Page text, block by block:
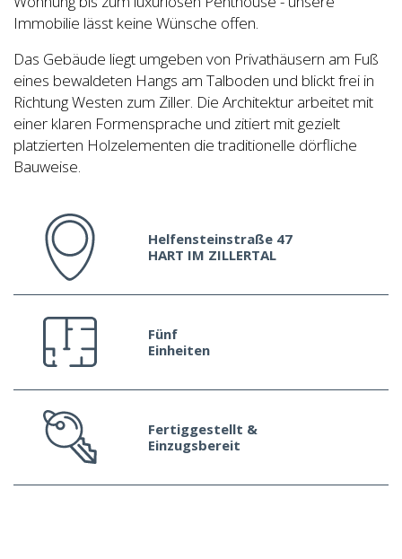
Immobilie lässt keine Wünsche offen.
Das Gebäude liegt umgeben von Privathäusern am Fuß
eines bewaldeten Hangs am Talboden und blickt frei in
Richtung Westen zum Ziller. Die Architektur arbeitet mit
einer klaren Formensprache und zitiert mit gezielt
platzierten Holzelementen die traditionelle dörfliche
Bauweise.
Helfensteinstraße 47
HART IM ZILLERTAL
Fünf
Einheiten
Fertiggestellt &
Einzugsbereit